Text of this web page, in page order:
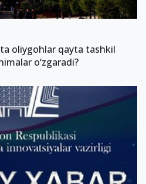
oliygohlar qayta tashkil
o‘zgaradi?